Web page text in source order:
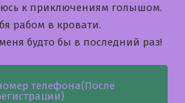
к приключениям голышом.
рабом в кровати.
будто бы в последний раз!
телефона(После